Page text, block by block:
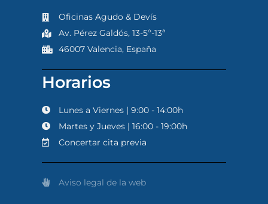
Oficinas Agudo & Devís
Av. Pérez Galdós, 13-5º-13ª
46007 Valencia, España
Horarios
Lunes a Viernes | 9:00 - 14:00h
Martes y Jueves | 16:00 - 19:00h
Concertar cita previa
Aviso legal de la web